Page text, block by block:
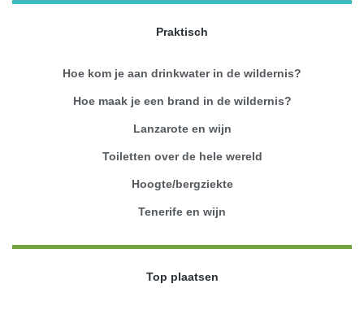
Praktisch
Hoe kom je aan drinkwater in de wildernis?
Hoe maak je een brand in de wildernis?
Lanzarote en wijn
Toiletten over de hele wereld
Hoogte/bergziekte
Tenerife en wijn
Top plaatsen